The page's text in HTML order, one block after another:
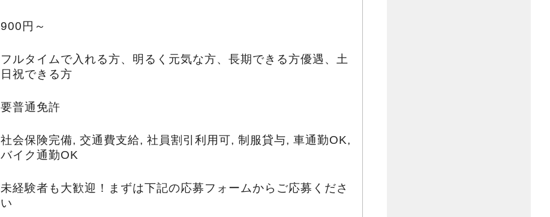
900円～
フルタイムで入れる方、明るく元気な方、長期できる方優遇、土
日祝できる方
要普通免許
社会保険完備, 交通費支給, 社員割引利用可, 制服貸与, 車通勤OK,
バイク通勤OK
未経験者も大歓迎！まずは下記の応募フォームからご応募くださ
い